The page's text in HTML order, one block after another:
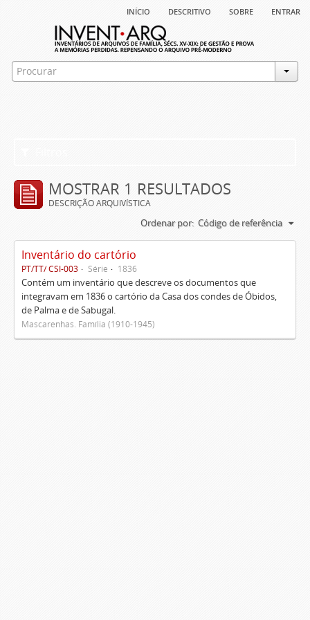
início descritivo sobre entrar
MOSTRAR 1 RESULTADOS
DESCRIÇÃO ARQUIVÍSTICA
Ordenar por: Código de referência
Inventário do cartório
PT/TT/ CSI-003 Série 1836
Contém um inventário que descreve os documentos que
integravam em 1836 o cartório da Casa dos condes de Óbidos,
de Palma e de Sabugal.
Mascarenhas. Família (1910-1945)